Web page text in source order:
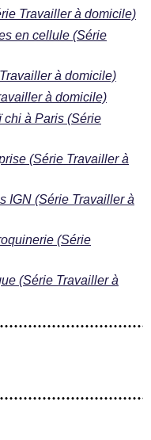
Travailler à domicile)
en cellule (Série
à domicile)
à domicile)
chi à Paris (Série
(Série Travailler à
IGN (Série Travailler à
(Série
(Série Travailler à